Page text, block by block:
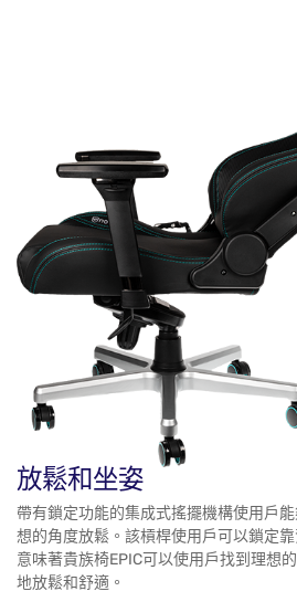
放鬆和坐姿
帶有鎖定功能的集成式搖擺機構使用戶
想的角度放鬆。該槓桿使用戶可以鎖定
意味著貴族椅EPIC可以使用戶找到理想
地放鬆和舒適。